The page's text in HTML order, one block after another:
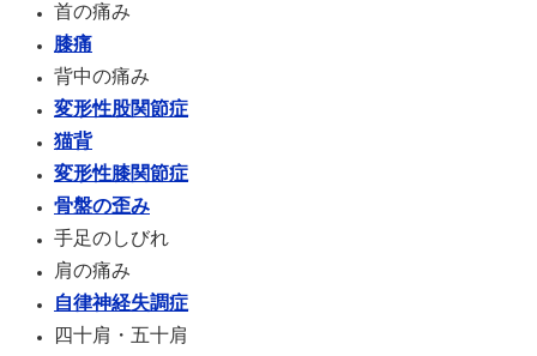
首の痛み
膝痛
背中の痛み
変形性股関節症
猫背
変形性膝関節症
骨盤の歪み
手足のしびれ
肩の痛み
自律神経失調症
四十肩・五十肩